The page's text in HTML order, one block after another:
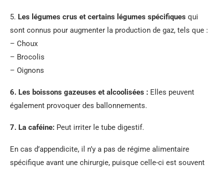
5. Les légumes crus et certains légumes spécifiques qui
sont connus pour augmenter la production de gaz, tels que :
– Choux
– Brocolis
– Oignons
6. Les boissons gazeuses et alcoolisées : Elles peuvent
également provoquer des ballonnements.
7. La caféine: Peut irriter le tube digestif.
En cas d’appendicite, il n’y a pas de régime alimentaire
spécifique avant une chirurgie, puisque celle-ci est souvent